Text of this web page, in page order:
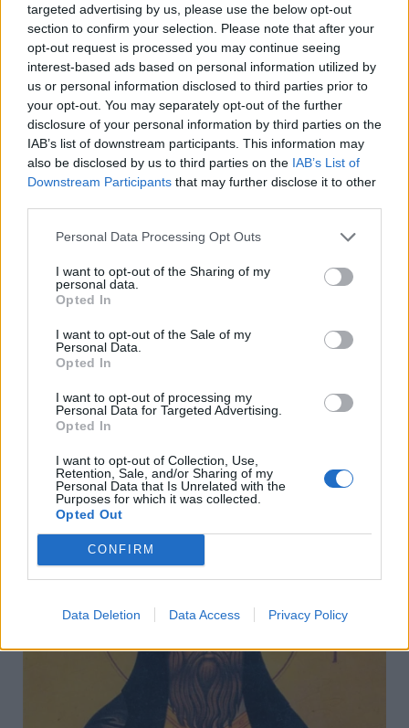
targeted advertising by us, please use the below opt-out
section to confirm your selection. Please note that after your
opt-out request is processed you may continue seeing
interest-based ads based on personal information utilized by
us or personal information disclosed to third parties prior to
your opt-out. You may separately opt-out of the further
disclosure of your personal information by third parties on the
IAB’s list of downstream participants. This information may
also be disclosed by us to third parties on the IAB’s List of
Downstream Participants that may further disclose it to other
Personal Data Processing Opt Outs
I want to opt-out of the Sharing of my
personal data.
Opted In
I want to opt-out of the Sale of my
Personal Data.
Opted In
I want to opt-out of processing my
Personal Data for Targeted Advertising.
Opted In
I want to opt-out of Collection, Use,
Retention, Sale, and/or Sharing of my
Personal Data that Is Unrelated with the
Purposes for which it was collected.
Opted Out
CONFIRM
Data Deletion Data Access Privacy Policy
FacebookTwitter PinterestLinkedInTumblr TelegramEmail
PREVIOUS ARTICLE
ΔΥΠΑ: Απολύτως νόμιμη και
διαφανής η προκήρυξη των
προγραμμάτων κατάρτισης – 8
αλήθειες για τις διαδικασίες
που ακολουθήθηκαν
NEXT ARTICLE
Μεγάλη μουσική βραδιά με
Τσαχουρίδη, Καραπαναγιωτίδη
και την Ορχήστρα του Δημήτρη
”Τρέχουν” οι θερινές εκπτώσεις:Οδηγός για
ασφαλείς αγορές-Ποιες οι ”παγίδες”
Παρασκευή, 7 Αυγούστου 2026 10:06 ΠΜ